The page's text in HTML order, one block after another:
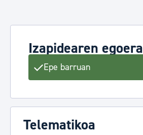
Izapidearen egoera
Epe barruan
Telematikoa